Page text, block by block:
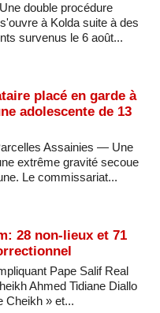
double procédure
à Kolda suite à des
survenus le 6 août...
placé en garde à
adolescente de 13
Assainies — Une
extrême gravité secoue
Le commissariat...
28 non-lieux et 71
Pape Salif Real
Ahmed Tidiane Diallo
Cheikh » et...